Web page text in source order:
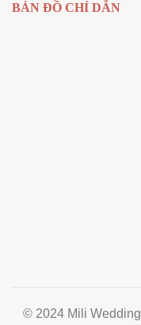
BẢN ĐỒ CHỈ DẪN
© 2024 Mili